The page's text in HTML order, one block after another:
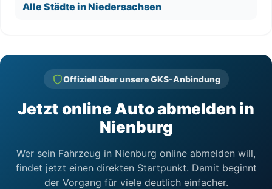
Alle Städte in Niedersachsen
Offiziell über unsere GKS-Anbindung
Jetzt online Auto abmelden in
Nienburg
Wer sein Fahrzeug in Nienburg online abmelden will,
findet jetzt einen direkten Startpunkt. Damit beginnt
der Vorgang für viele deutlich einfacher.